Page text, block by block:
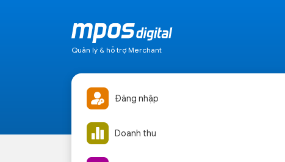
Quản lý & hỗ trợ Merchant
Đăng nhập
Doanh thu